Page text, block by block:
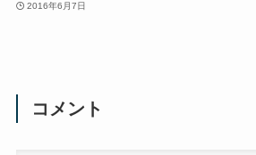
2016年6月7日
コメント